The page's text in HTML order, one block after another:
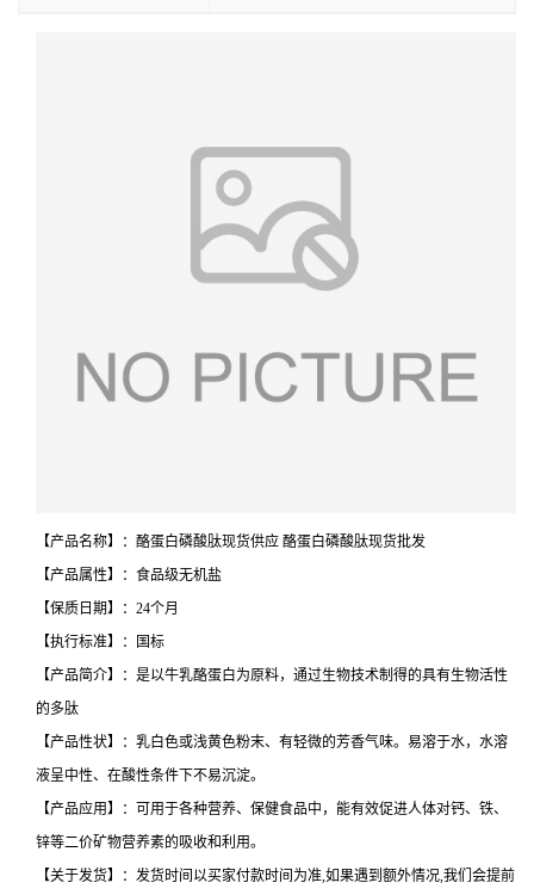
【产品名称】：酪蛋白磷酸肽现货供应 酪蛋白磷酸肽现货批发
【产品属性】：食品级无机盐
【保质日期】：24个月
【执行标准】：国标
【产品简介】：是以牛乳酪蛋白为原料，通过生物技术制得的具有生物活性
的多肽
【产品性状】：乳白色或浅黄色粉末、有轻微的芳香气味。易溶于水，水溶
液呈中性、在酸性条件下不易沉淀。
【产品应用】：可用于各种营养、保健食品中，能有效促进人体对钙、铁、
锌等二价矿物营养素的吸收和利用。
【关于发货】：发货时间以买家付款时间为准,如果遇到额外情况,我们会提前